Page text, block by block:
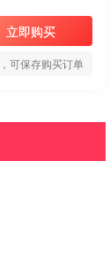
立即购买
可保存购买订单